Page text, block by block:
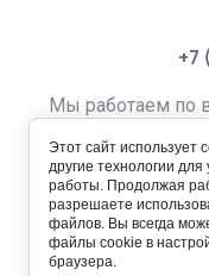
+7
Мы работаем по
Этот сайт использует
другие технологии
работы. Продолжая
разрешаете
файлов. Вы всегда
файлы cookie в
браузера.